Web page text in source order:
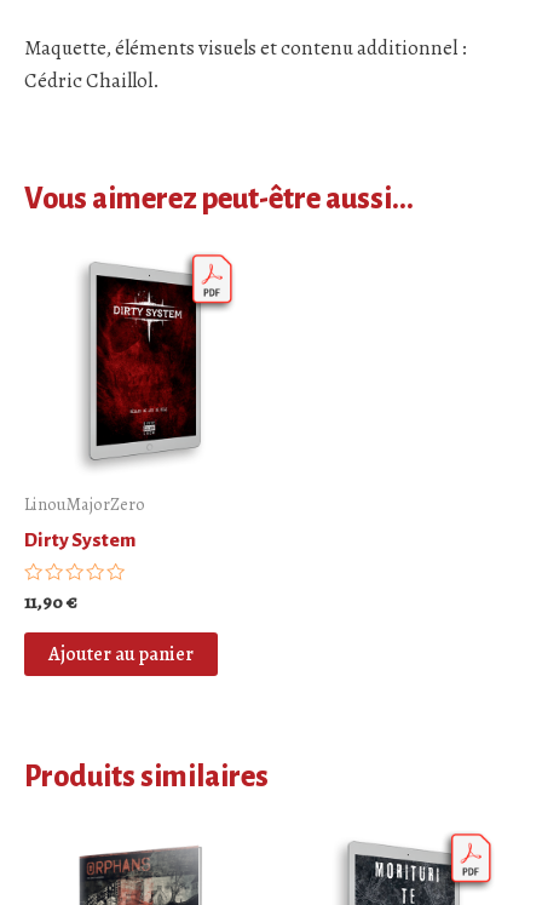
Maquette, éléments visuels et contenu additionnel :
Cédric Chaillol.
Vous aimerez peut-être aussi…
LinouMajorZero
Dirty System
Note
0
sur
11,90€
Ajouter au panier
Produits similaires